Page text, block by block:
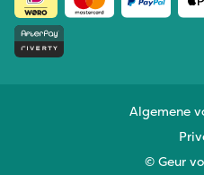
Algemene
© Geur